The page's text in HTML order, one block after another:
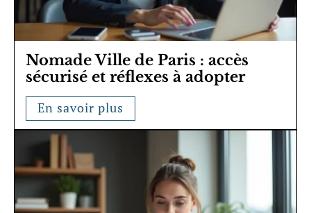
Nomade Ville de Paris : accès
sécurisé et réflexes à adopter
En savoir plus